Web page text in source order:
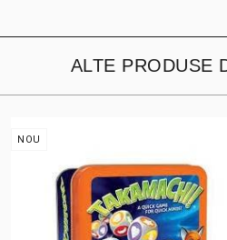
ALTE PRODUSE
NOU